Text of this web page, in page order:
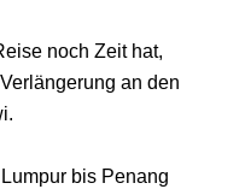
noch Zeit hat,
an den
bis Penang